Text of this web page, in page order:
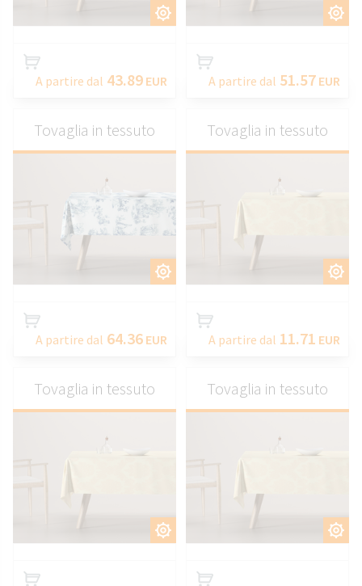
A partire dal 43.89 EUR A partire dal 51.57 EUR
Tovaglia in tessuto
A partire dal 64.36 EUR
Tovaglia in tessuto
A partire dal 11.71 EUR
Tovaglia in tessuto Tovaglia in tessuto